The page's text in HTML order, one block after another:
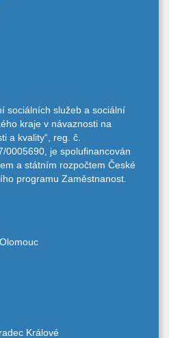
sociálních služeb a sociální
kraje v návaznosti na
a kvality“, reg. č.
0005690, je spolufinancován
a státním rozpočtem České
programu Zaměstnanost.
Králové